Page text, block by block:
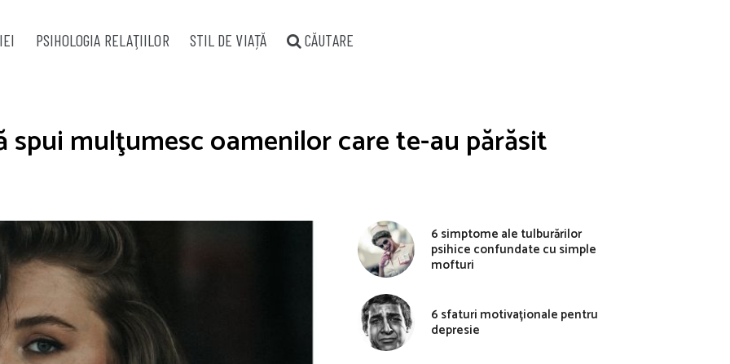
PSIHOLOGIA RELAŢIILOR STIL DE VIAȚĂ CĂUTARE
spui mulţumesc oamenilor care te-au părăsit
6 simptome ale tulburărilor
psihice confundate cu simple
mofturi
6 sfaturi motivaționale pentru
depresie